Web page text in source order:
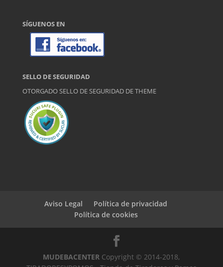
SÍGUENOS EN
SELLO DE SEGURIDAD
OTORGADO SELLO DE SEGURIDAD DETHEME
Aviso Legal
Política de privacidad
Política de cookies
MUDEBACENTER Copyright © 2014-2018,